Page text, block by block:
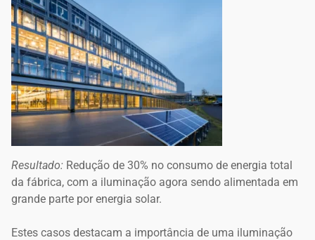
Resultado: Redução de 30% no consumo de energia total
da fábrica, com a iluminação agora sendo alimentada em
grande parte por energia solar.
Estes casos destacam a importância de uma iluminação